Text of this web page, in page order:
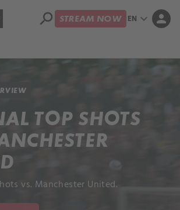
search STREAM NOW EN expand_more person
TOP SHOTS
vs. Manchester United.